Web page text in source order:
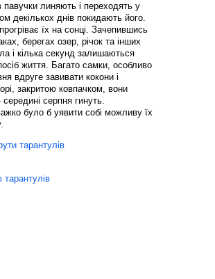
павучки линяють і переходять у
декількох днів покидають його.
їх на сонці. Зачепившись
берегах озер, річок та інших
і кілька секунд залишаються
життя. Багато самки, особливо
вдруге завивати кокони і
закритою ковпачком, вони
серпня гинуть.
було б уявити собі можливу їх
тарантулів
тарантулів